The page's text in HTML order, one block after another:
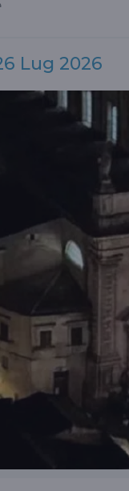
Lug 2026